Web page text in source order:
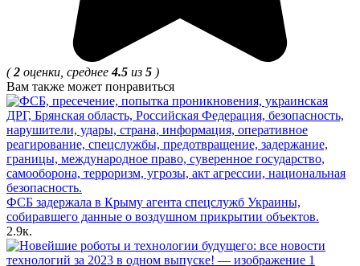
(2 оценки, среднее4.5 из 5 )
Вам также может понравиться
ФСБ задержала в Крыму агента спецслужб Украины,
собиравшего данные о воздушном прикрытии объектов.
2.9к.